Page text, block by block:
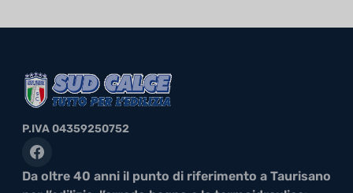
P.IVA 04359250752
Da oltre 40 anni il punto di riferimento a Taurisano